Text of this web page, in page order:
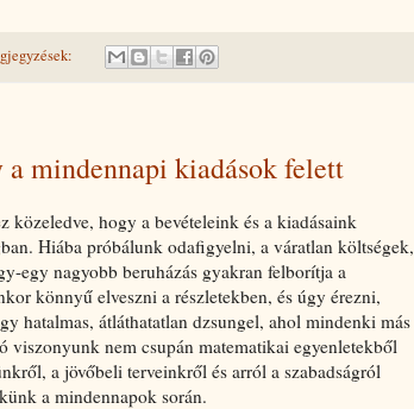
a mindennapi kiadások felett
közeledve, hogy a bevételeink és a kiadásaink
Hiába próbálunk odafigyelni, a váratlan költségek,
egy nagyobb beruházás gyakran felborítja a
könnyű elveszni a részletekben, és úgy érezni,
hatalmas, átláthatatlan dzsungel, ahol mindenki más
viszonyunk nem csupán matematikai egyenletekből
a jövőbeli terveinkről és arról a szabadságról
a mindennapok során.